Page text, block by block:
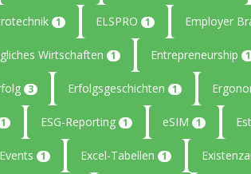
1 ELSPRO 1 Employer
Wirtschaften 1 Entrepreneurship 1
3 Erfolgsgeschichten 1
1 ESG-Reporting 1 eSIM 1
Events 1 Excel-Tabellen 1